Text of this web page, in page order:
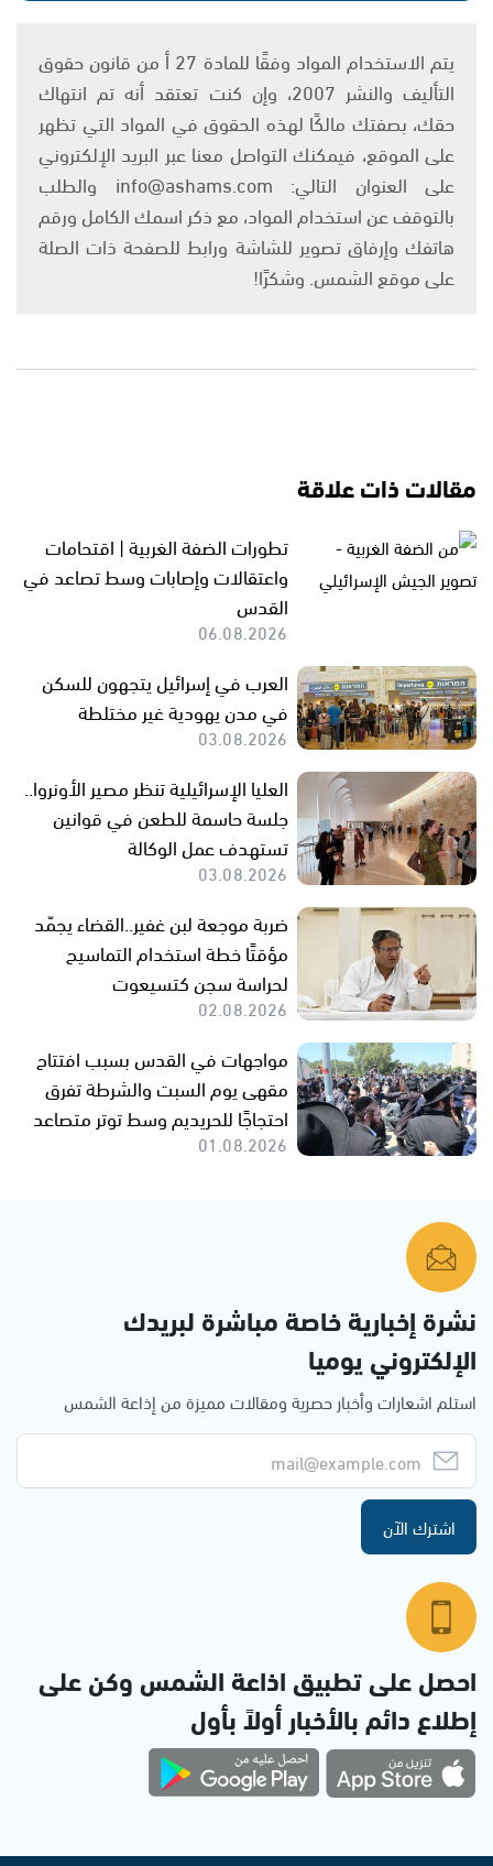
يتم الاستخدام المواد وفقًا للمادة 27 أ من قانون حقوق
التأليف والنشر 2007، وإن كنت تعتقد أنه تم انتهاك
حقك، بصفتك مالكًا لهذه الحقوق في المواد التي تظهر
على الموقع، فيمكنك التواصل معنا عبر البريد الإلكتروني
على العنوان التالي: info@ashams.com والطلب
بالتوقف عن استخدام المواد، مع ذكر اسمك الكامل ورقم
هاتفك وإرفاق تصوير للشاشة ورابط للصفحة ذات الصلة
على موقع الشمس. وشكرًا!
مقالات ذات علاقة
تطورات الضفة الغربية | اقتحامات
واعتقالات وإصابات وسط تصاعد في
القدس
06.08.2026
العرب في إسرائيل يتجهون للسكن
في مدن يهودية غير مختلطة
03.08.2026
العليا الإسرائيلية تنظر مصير الأونروا..
جلسة حاسمة للطعن في قوانين
تستهدف عمل الوكالة
03.08.2026
ضربة موجعة لبن غفير..القضاء يجمّد
مؤقتًا خطة استخدام التماسيح
لحراسة سجن كتسيعوت
02.08.2026
مواجهات في القدس بسبب افتتاح
مقهى يوم السبت والشرطة تفرق
احتجاجًا للحريديم وسط توتر متصاعد
01.08.2026
نشرة إخبارية خاصة مباشرة لبريدك
الإلكتروني يوميا
استلم اشعارات وأخبار حصرية ومقالات مميزة من إذاعة الشمس
اشترك الآن
احصل على تطبيق اذاعة الشمس وكن على
إطلاع دائم بالأخبار أولاً بأول